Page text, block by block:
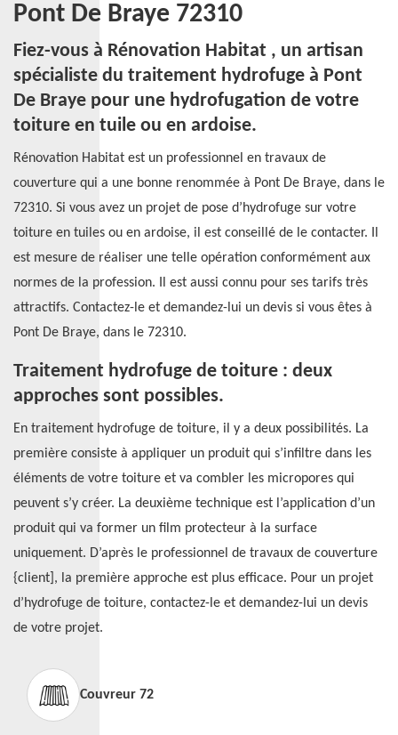
Pont De Braye 72310
Fiez-vous à Rénovation Habitat , un artisan
spécialiste du traitement hydrofuge à Pont
De Braye pour une hydrofugation de votre
toiture en tuile ou en ardoise.
Rénovation Habitat est un professionnel en travaux de
couverture qui a une bonne renommée à Pont De Braye, dans le
72310. Si vous avez un projet de pose d’hydrofuge sur votre
toiture en tuiles ou en ardoise, il est conseillé de le contacter. Il
est mesure de réaliser une telle opération conformément aux
normes de la profession. Il est aussi connu pour ses tarifs très
attractifs. Contactez-le et demandez-lui un devis si vous êtes à
Pont De Braye, dans le 72310.
Traitement hydrofuge de toiture : deux
approches sont possibles.
En traitement hydrofuge de toiture, il y a deux possibilités. La
première consiste à appliquer un produit qui s’infiltre dans les
éléments de votre toiture et va combler les micropores qui
peuvent s’y créer. La deuxième technique est l’application d’un
produit qui va former un film protecteur à la surface
uniquement. D’après le professionnel de travaux de couverture
{client], la première approche est plus efficace. Pour un projet
d’hydrofuge de toiture, contactez-le et demandez-lui un devis
de votre projet.
Couvreur 72